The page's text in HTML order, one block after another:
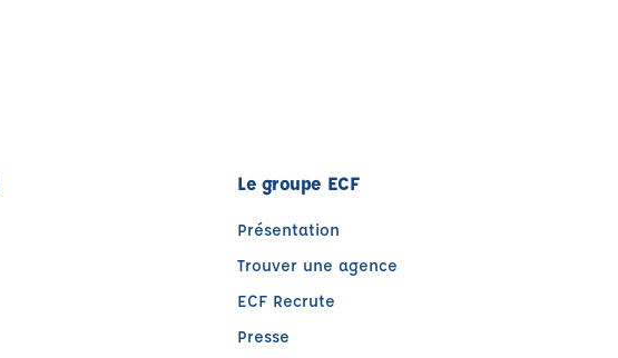
Le groupe ECF
Présentation
Trouver une agence
ECF Recrute
Presse